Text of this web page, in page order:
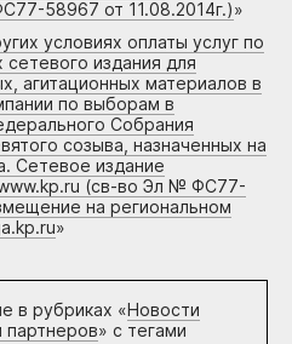
58967 от 11.08.2014г.)»
условиях оплаты услуг по
издания для
агитационных материалов в
по выборам в
Собрания
созыва, назначенных на
Сетевое издание
(св-во Эл № ФС77-
на региональном
»
в рубриках «Новости
партнеров» с тегами